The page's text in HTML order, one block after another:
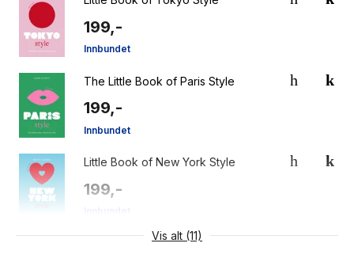
199,-
Innbundet
The Little Book of Paris Style
199,-
Innbundet
Little Book of New York Style
199,-
Innbundet
Vis alt (11)